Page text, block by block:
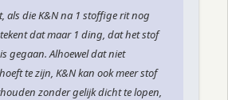
als die K&N na 1 stoffige rit nog
dat maar 1 ding, dat het stof
gegaan. Alhoewel dat niet
te zijn, K&N kan ook meer stof
zonder gelijk dicht te lopen,